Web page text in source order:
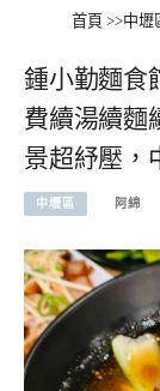
首頁 >>中壢
鍾小勤麵食
費續湯續麵
景超紓壓，
中壢區 阿綿